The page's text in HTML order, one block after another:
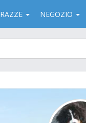
RAZZE NEGOZIO